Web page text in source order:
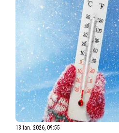
13 ian. 2026, 09:55